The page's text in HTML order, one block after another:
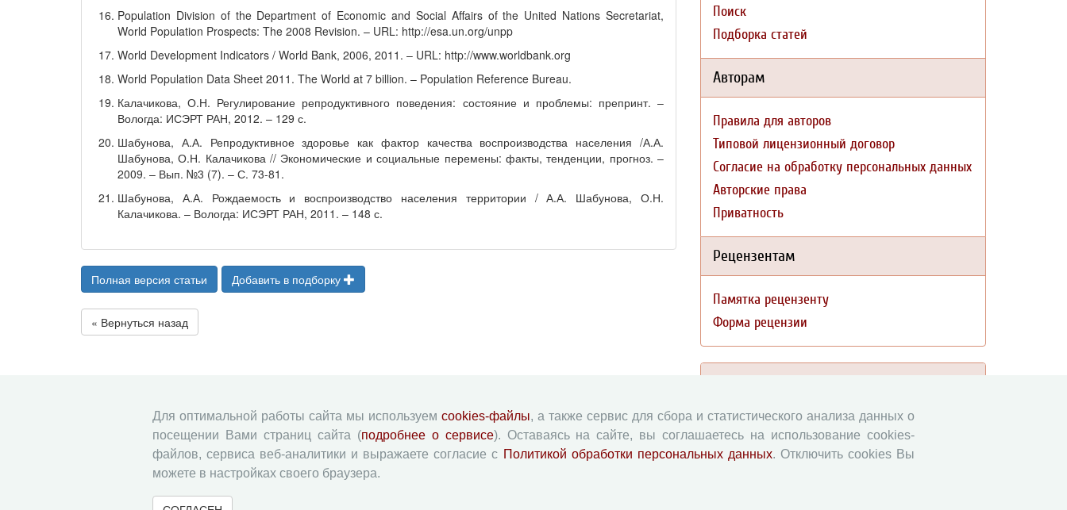
Population Division of the Department of Economic and Social Affairs of the United Nations Secretariat,
World Population Prospects: The 2008 Revision. – URL: http://esa.un.org/unpp
World Development Indicators / World Bank, 2006, 2011. – URL: http://www.worldbank.org
World Population Data Sheet 2011. The World at 7 billion. – Population Reference Bureau.
Калачикова, О.Н. Регулирование репродуктивного поведения: состояние и проблемы: препринт. –
Вологда: ИСЭРТ РАН, 2012. – 129 с.
Шабунова, А.А. Репродуктивное здоровье как фактор качества воспроизводства населения /А.А.
Шабунова, О.Н. Калачикова // Экономические и социальные перемены: факты, тенденции, прогноз. –
2009. – Вып. №3 (7). – С. 73-81.
Шабунова, А.А. Рождаемость и воспроизводство населения территории / А.А. Шабунова, О.Н.
Калачикова. – Вологда: ИСЭРТ РАН, 2011. – 148 с.
Полная версия статьи Добавить в подборку
« Вернуться назад
Поиск
Подборка статей
Авторам
Правила для авторов
Типовой лицензионный договор
Согласие на обработку персональных данных
Авторские права
Приватность
Рецензентам
Памятка рецензенту
Форма рецензии
Экономические и социальные перемены
Проблемы развития территории
Для оптимальной работы сайта мы используем cookies-файлы, а также сервис для сбора и статистического анализа данных о
посещении Вами страниц сайта (подробнее о сервисе). Оставаясь на сайте, вы соглашаетесь на использование cookies-
файлов, сервиса веб-аналитики и выражаете согласие с Политикой обработки персональных данных. Отключить cookies Вы
можете в настройках своего браузера.